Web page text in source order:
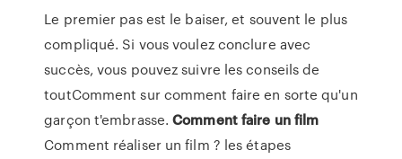
Le premier pas est le baiser, et souvent le plus
compliqué. Si vous voulez conclure avec
succès, vous pouvez suivre les conseils de
toutComment sur comment faire en sorte qu'un
garçon t'embrasse.Commentfaire un film
Comment réaliser un film ? les étapes